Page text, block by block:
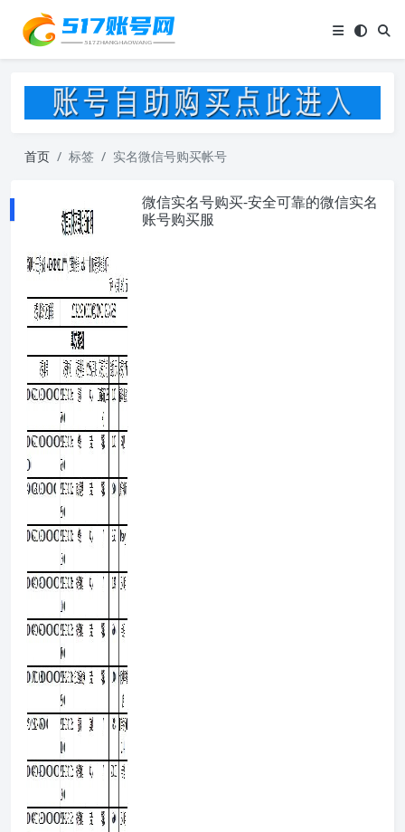
首页 标签 实名微信号购买帐号
微信实名号购买-安全可靠的微信实名
账号购买服